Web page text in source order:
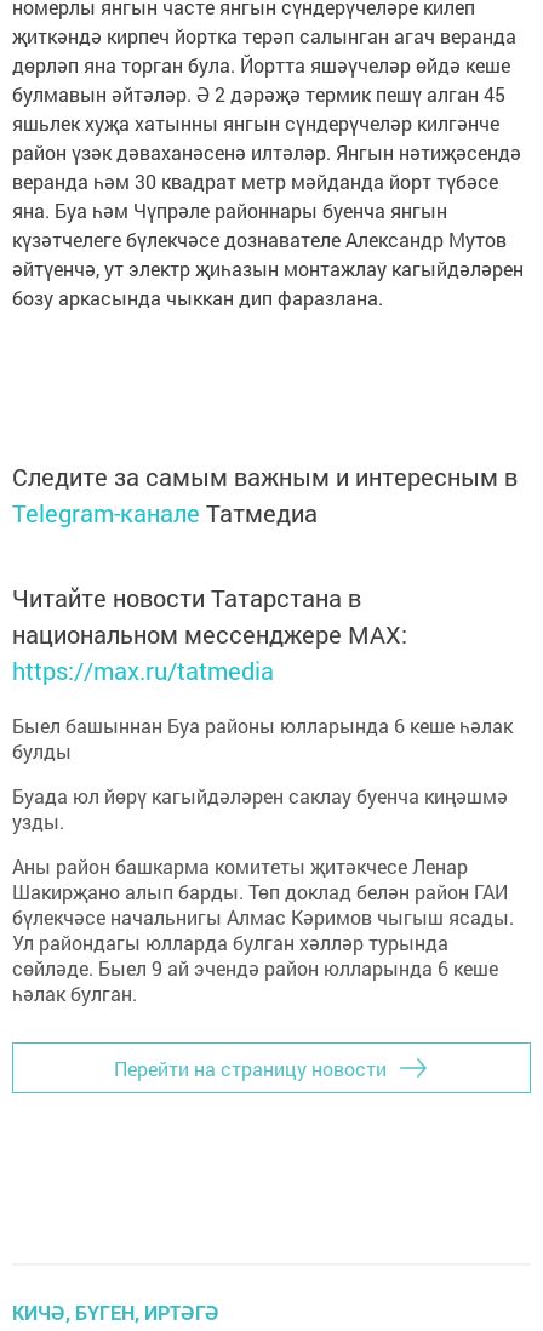
номерлы янгын часте янгын сүндерүчеләре килеп
җиткәндә кирпеч йортка терәп салынган агач веранда
дөрләп яна торган була. Йортта яшәүчеләр өйдә кеше
булмавын әйтәләр. Ә 2 дәрәҗә термик пешү алган 45
яшьлек хуҗа хатынны янгын сүндерүчеләр килгәнче
район үзәк дәваханәсенә илтәләр. Янгын нәтиҗәсендә
веранда һәм 30 квадрат метр мәйданда йорт түбәсе
яна. Буа һәм Чүпрәле районнары буенча янгын
күзәтчелеге бүлекчәсе дознавателе Александр Мутов
әйтүенчә, ут электр җиһазын монтажлау кагыйдәләрен
бозу аркасында чыккан дип фаразлана.
Следите за самым важным и интересным в
Telegram-канале Татмедиа
Читайте новости Татарстана в
национальном мессенджере MАХ:
https://max.ru/tatmedia
Быел башыннан Буа районы юлларында 6 кеше һәлак
булды
Буада юл йөрү кагыйдәләрен саклау буенча киңәшмә
узды.
Аны район башкарма комитеты җитәкчесе Ленар
Шакирҗано алып барды. Төп доклад белән район ГАИ
бүлекчәсе начальнигы Алмас Кәримов чыгыш ясады.
Ул райондагы юлларда булган хәлләр турында
сөйләде. Быел 9 ай эчендә район юлларында 6 кеше
һәлак булган.
Перейти на страницу новости
КИЧӘ, БҮГЕН, ИРТӘГӘ